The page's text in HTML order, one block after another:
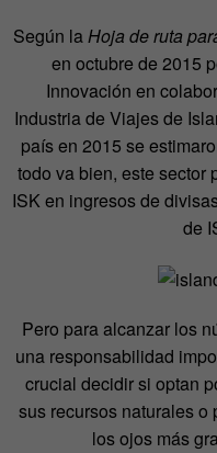
Según laHoja de ruta
en octubre de 2015
Innovación en
Industria de Viajes de
país en 2015 se
todo va bien, este sector
ISK en ingresos de
de
Pero para alcanzar los
una responsabilidad
crucial decidir si optan
sus recursos naturales o
los ojos más